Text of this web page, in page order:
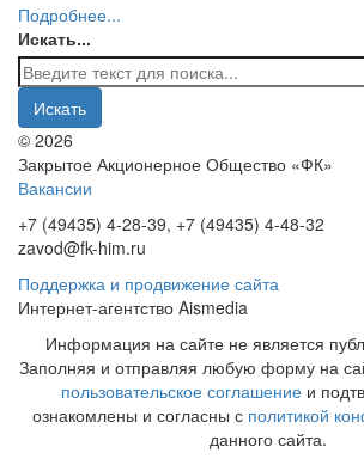
Подробнее...
Искать...
Искать
© 2026
Закрытое Акционерное Общество «ФК»
Вакансии
+7 (49435) 4-28-39, +7 (49435) 4-48-32
zavod@fk-him.ru
Поддержка и продвижение сайта
Интернет-агентство Aismedia
Информация на сайте не является
Заполняя и отправляя любую форму на
пользовательское соглашение и
ознакомлены и согласны с политикой
данного сайта.